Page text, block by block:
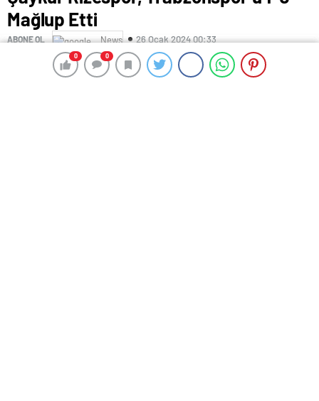
0 0
Mağlup Etti
ABONE OL News 26 Ocak 2024 00:33
0 0
Süper Lig’in 22’nci haftasında Çaykur Rizespor, konuk